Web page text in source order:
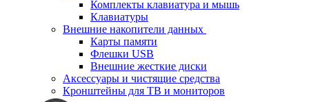
Комплекты клавиатура и мышь
Клавиатуры
Внешние накопители данных
Карты памяти
Флешки USB
Внешние жесткие диски
Аксессуары и чистящие средства
Кронштейны для ТВ и мониторов